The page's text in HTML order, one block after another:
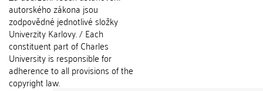
autorského zákona jsou
zodpovědné jednotlivé složky
Univerzity Karlovy. / Each
constituent part of Charles
University is responsible for
adherence to all provisions of the
copyright law.